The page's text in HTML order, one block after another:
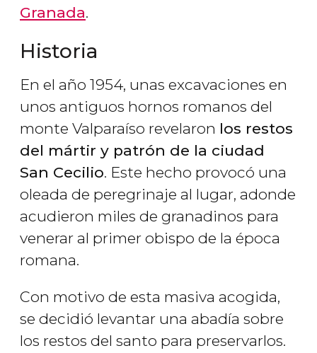
Granada.
Historia
En el año 1954, unas excavaciones en
unos antiguos hornos romanos del
monte Valparaíso revelaron los restos
del mártir y patrón de la ciudad
San Cecilio. Este hecho provocó una
oleada de peregrinaje al lugar, adonde
acudieron miles de granadinos para
venerar al primer obispo de la época
romana.
Con motivo de esta masiva acogida,
se decidió levantar una abadía sobre
los restos del santo para preservarlos.